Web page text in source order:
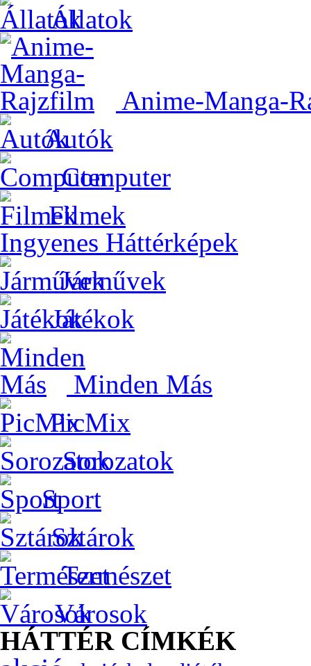
Állatok
Anime-Manga-
Autók
Computer
Filmek
Ingyenes Háttérképek
Járművek
Játékok
Minden Más
PicMix
Sorozatok
Sport
Sztárok
Természet
Városok
HÁTTÉR CÍMKÉK